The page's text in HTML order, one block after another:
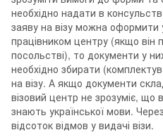
необхідно надати в
заяву на візу можна оформити
працівником центру (якщо він
посольстві), то документи у
необхідно збирати
на візу. А якщо документи
візовий центр не зрозуміє, що
знають української мови.
відсоток відмов у видачі візи.